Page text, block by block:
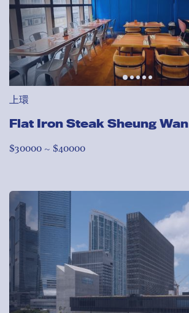
上環
Flat Iron Steak Sheung Wan
$30000 ~ $40000